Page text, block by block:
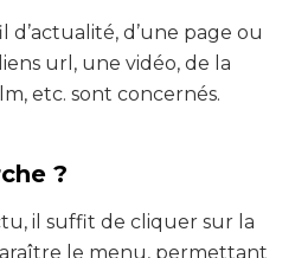
d’une page ou
url, une vidéo, de la
etc. sont concernés.
?
il suffit de cliquer sur la
le menu, permettant